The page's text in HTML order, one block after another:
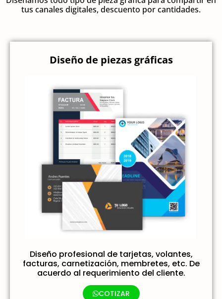
tus canales digitales, descuento por cantidades.
Diseño de piezas gráficas
Diseño profesional de tarjetas, volantes,
facturas, carnetización, membretes, etc. De
acuerdo al requerimiento del cliente.
COTIZAR